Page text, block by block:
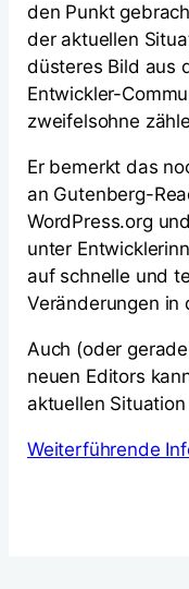
den Punkt
der aktuellen
düsteres Bild aus
Entwickler-
zweifelsohne
Er bemerkt das
an Gutenberg-
WordPress.org
unter
auf schnelle und
Veränderungen in
Auch (oder
neuen Editors
aktuellen
Weiterführende